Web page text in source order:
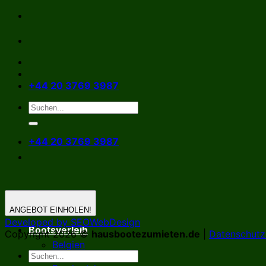
Zum
springen
+44 20 3769 3987
+44 20 3769 3987
Bootsverleih
Belgien
Deutschland
ANGEBOT EINHOLEN!
Developed by SEOWebDesign
Copyright 2026 © hausbootezumieten.de